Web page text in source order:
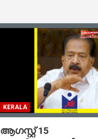
KERALA
ആഗസ്റ്റ് 15